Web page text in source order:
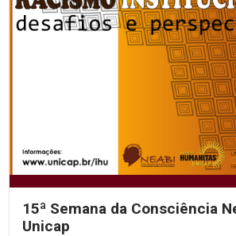
15ª Semana da Consciência
Unicap